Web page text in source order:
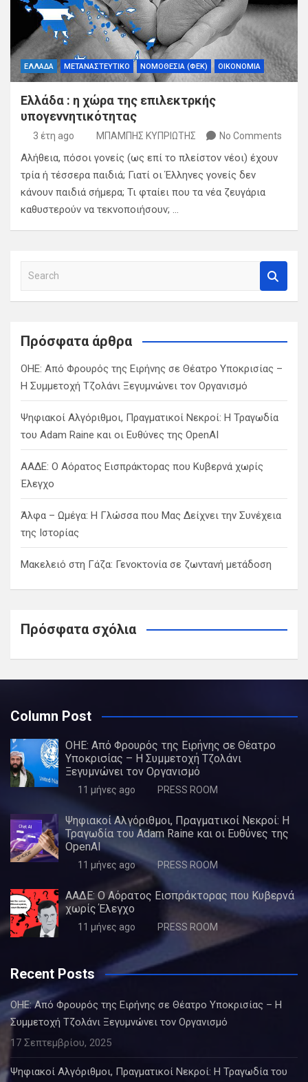
ΕΛΛΑΔΑ ΜΕΤΑΝΑΣΤΕΥΤΙΚΟ ΝΟΜΟΘΕΣΙΑ (ΦΕΚ) ΟΙΚΟΝΟΜΙΑ
Ελλάδα : η χώρα της επιλεκτρκής
υπογεννητικότητας
3 έτη ago ΜΠΑΜΠΗΣ ΚΥΠΡΙΩΤΗΣ No Comments
Αλήθεια, πόσοι γονείς (ως επί το πλείστον νέοι) έχουν
τρία ή τέσσερα παιδιά; Γιατί οι Έλληνες γονείς δεν
κάνουν παιδιά σήμερα; Τι φταίει που τα νέα ζευγάρια
καθυστερούν να τεκνοποιήσουν; …
a
c
Πρόσφατα άρθρα
ΟΗΕ: Από Φρουρός της Ειρήνης σε Θέατρο Υποκρισίας –
Η Συμμετοχή Τζολάνι Ξεγυμνώνει τον Οργανισμό
Ψηφιακοί Αλγόριθμοι, Πραγματικοί Νεκροί: Η Τραγωδία
του Adam Raine και οι Ευθύνες της OpenAI
ΑΑΔΕ: Ο Αόρατος Εισπράκτορας που Κυβερνά χωρίς
Έλεγχο
Άλφα – Ωμέγα: Η Γλώσσα που Μας Δείχνει την Συνέχεια
της Ιστορίας
Μακελειό στη Γάζα: Γενοκτονία σε ζωντανή μετάδοση
Πρόσφατα σχόλια
Column Post
ΟΗΕ: Από Φρουρός της Ειρήνης σε Θέατρο
Υποκρισίας – Η Συμμετοχή Τζολάνι
Ξεγυμνώνει τον Οργανισμό
11 μήνες ago PRESS ROOM
Ψηφιακοί Αλγόριθμοι, Πραγματικοί Νεκροί: Η
Τραγωδία του Adam Raine και οι Ευθύνες της
OpenAI
11 μήνες ago PRESS ROOM
ΑΑΔΕ: Ο Αόρατος Εισπράκτορας που Κυβερνά
χωρίς Έλεγχο
11 μήνες ago PRESS ROOM
Recent Posts
ΟΗΕ: Από Φρουρός της Ειρήνης σε Θέατρο Υποκρισίας – Η
Συμμετοχή Τζολάνι Ξεγυμνώνει τον Οργανισμό
17 Σεπτεμβρίου, 2025
Ψηφιακοί Αλγόριθμοι, Πραγματικοί Νεκροί: Η Τραγωδία του